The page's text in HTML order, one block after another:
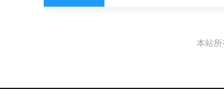
本站所